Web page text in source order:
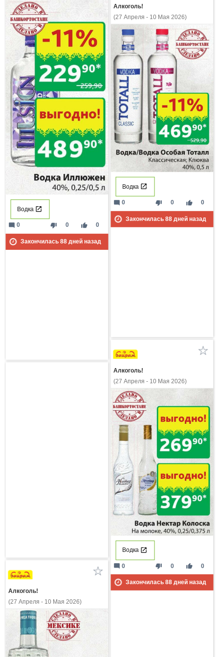
Водка
thumb_down 0 thumb_up 0
mode_comment 0
Закончилась 88дней назад
Алкоголь!
(27 Апреля - 10 Мая 2026)
Водка
thumb_down 0 thumb_up 0
mode_comment 0
Закончилась 88дней назад
Алкоголь!
(27 Апреля - 10 Мая 2026)
Водка
thumb_down 0 thumb_up 0
mode_comment 0
Закончилась 88дней назад
Алкоголь!
(27 Апреля - 10 Мая 2026)